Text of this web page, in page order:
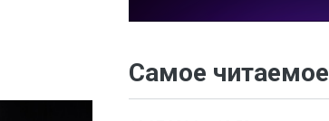
Самое читаемое